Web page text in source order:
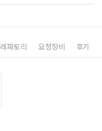
레파토리 요청장비 후기